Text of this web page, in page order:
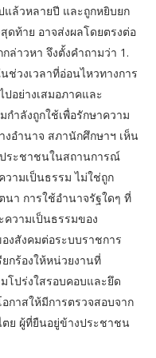
แล้วหลายปี และถูกหยิบยก
ดท้าย อาจส่งผลโดยตรงต่อ
ล่าวหา จึงตั้งคำถามว่า 1.
ช่วงเวลาที่อ่อนไหวทางการ
ปอย่างเสมอภาคและ
ำลังถูกใช้เพื่อรักษาความ
งอำนาจ สภานักศึกษาฯ เห็น
ระชาชนในสถานการณ์
ามเป็นธรรม ไม่ใช่ถูก
นา การใช้อำนาจรัฐใดๆ ที่
ความเป็นธรรมของ
งสังคมต่อระบบราชการ
กร้องให้หน่วยงานที่
โปร่งใสรอบคอบและยึด
กาสให้มีการตรวจสอบจาก
ย ผู้ที่ยืนอยู่ข้างประชาชน